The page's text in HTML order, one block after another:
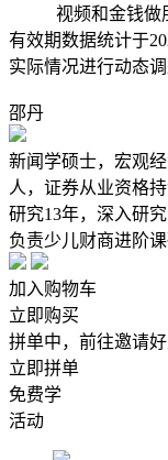
视频和金钱
有效期数据统计于
实际情况进行动态
邵丹
新闻学硕士，宏观
人，证券从业资格
研究13年，深入研
负责少儿财商进阶
加入购物车
立即购买
拼单中，前往邀请
立即拼单
免费学
活动